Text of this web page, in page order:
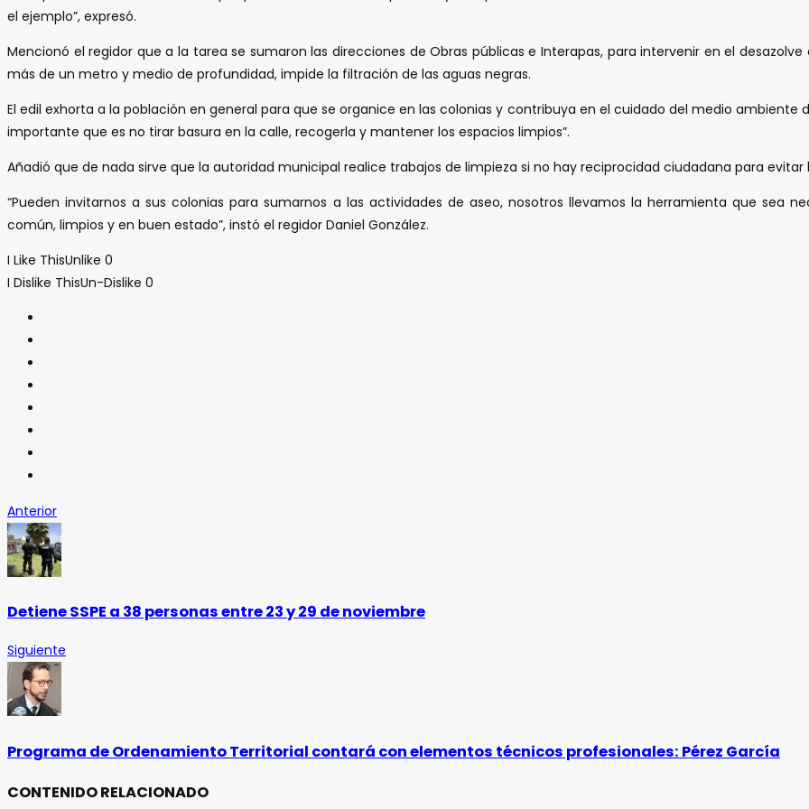
el ejemplo”, expresó.
Mencionó el regidor que a la tarea se sumaron las direcciones de Obras públicas e Interapas, para intervenir en el
más de un metro y medio de profundidad, impide la filtración de las aguas negras.
El edil exhorta a la población en general para que se organice en las colonias y contribuya en el cuidado del medio ambiente
importante que es no tirar basura en la calle, recogerla y mantener los espacios limpios”.
Añadió que de nada sirve que la autoridad municipal realice trabajos de limpieza si no hay reciprocidad ciudadana para
“Pueden invitarnos a sus colonias para sumarnos a las actividades de aseo, nosotros llevamos la herramienta que sea
común, limpios y en buen estado”, instó el regidor Daniel González.
I Like ThisUnlike 0
I Dislike ThisUn-Dislike 0
Anterior
Detiene SSPE a 38 personas entre 23 y 29 de noviembre
Siguiente
Programa de Ordenamiento Territorial contará con elementos técnicos profesionales: Pérez García
CONTENIDO RELACIONADO